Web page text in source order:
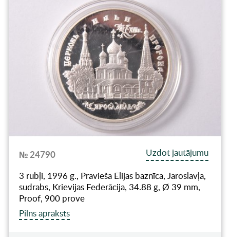
№ 24790
Uzdot jautājumu
3 rubļi, 1996 g., Pravieša Elijas baznīca, Jaroslavļa,
sudrabs, Krievijas Federācija, 34.88 g, Ø 39 mm,
Proof, 900 prove
Pilns apraksts